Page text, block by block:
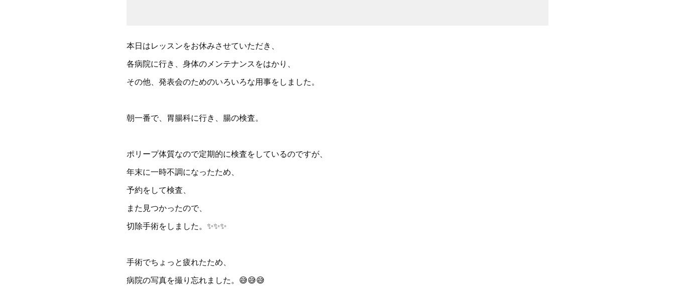
本日はレッスンをお休みさせていただき、
各病院に行き、身体のメンテナンスをはかり、
その他、発表会のためのいろいろな用事をしました。
朝一番で、胃腸科に行き、腸の検査。
ポリープ体質なので定期的に検査をしているのですが、
年末に一時不調になったため、
予約をして検査、
また見つかったので、
切除手術をしました。✨✨✨
手術でちょっと疲れたため、
病院の写真を撮り忘れました。😅😅😅